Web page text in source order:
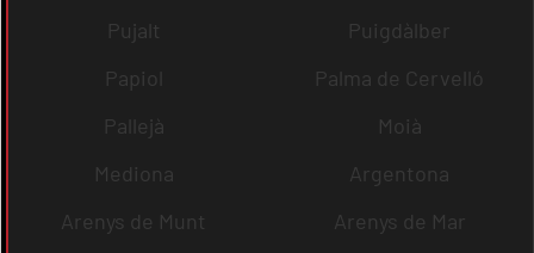
Pujalt
Puigdàlber
Papiol
Palma de Cervelló
Pallejà
Moià
Mediona
Argentona
Arenys de Munt
Arenys de Mar